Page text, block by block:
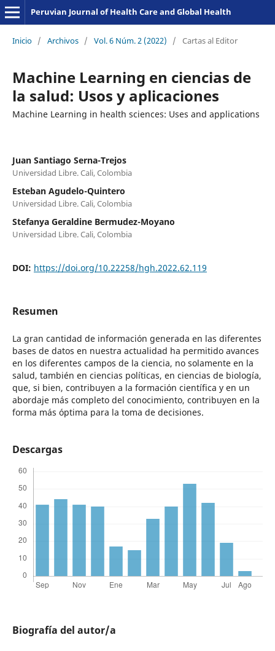
Peruvian Journal of Health Care and Global Health
Inicio / Archivos / Vol. 6 Núm. 2 (2022) / Cartas al Editor
Machine Learning en ciencias de
la salud: Usos y aplicaciones
Machine Learning in health sciences: Uses and applications
Juan Santiago Serna-Trejos
Universidad Libre. Cali, Colombia
Esteban Agudelo-Quintero
Universidad Libre. Cali, Colombia
Stefanya Geraldine Bermudez-Moyano
Universidad Libre. Cali, Colombia
DOI: https://doi.org/10.22258/hgh.2022.62.119
Resumen
La gran cantidad de información generada en las diferentes
bases de datos en nuestra actualidad ha permitido avances
en los diferentes campos de la ciencia, no solamente en la
salud, también en ciencias políticas, en ciencias de biología,
que, si bien, contribuyen a la formación científica y en un
abordaje más completo del conocimiento, contribuyen en la
forma más óptima para la toma de decisiones.
Descargas
Biografía del autor/a